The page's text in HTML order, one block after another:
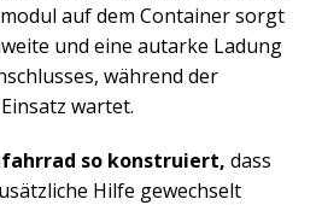
auf dem Container sorgt
und eine autarke Ladung
während der
wartet.
so konstruiert, dass
Hilfe gewechselt